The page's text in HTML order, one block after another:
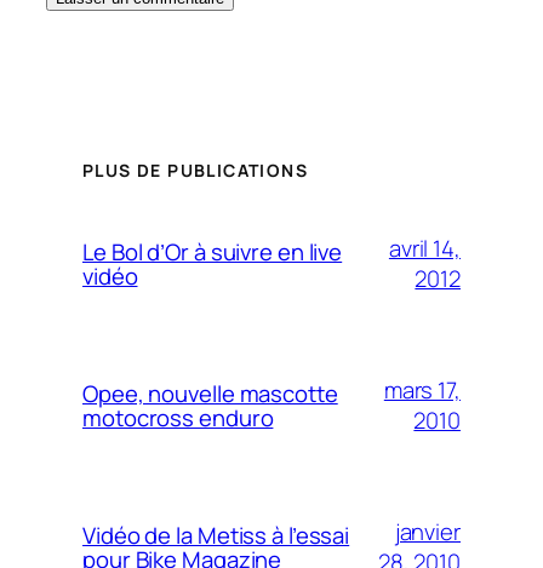
PLUS DE PUBLICATIONS
Le Bol d’Or à suivre en live
vidéo
avril 14,
2012
Opee, nouvelle mascotte
motocross enduro
mars 17,
2010
Vidéo de la Metiss à l’essai
pour Bike Magazine
janvier